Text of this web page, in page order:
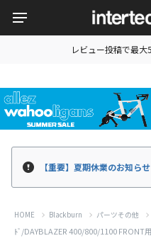
レビュー投稿で最大
【重要】夏期休業のお知らせ
HOME Blackburn パーツその他
ﾄﾞ/DAYBLAZER 400/800/1100 FRONT用